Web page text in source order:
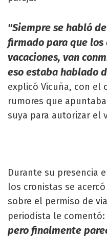
"Siempre se habló
firmado para que los
vacaciones, van
eso estaba hablado
explicó Vicuña, con el
rumores que
suya para autorizar el
Durante su presencia
los cronistas se
sobre el permiso de
periodista le comentó:
pero finalmente